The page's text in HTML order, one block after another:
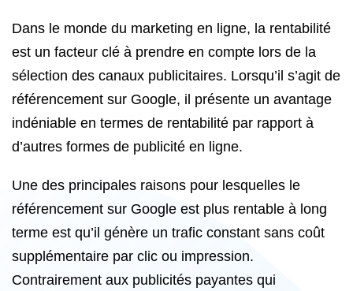
Dans le monde du marketing en ligne, la rentabilité
est un facteur clé à prendre en compte lors de la
sélection des canaux publicitaires. Lorsqu’il s’agit de
référencement sur Google, il présente un avantage
indéniable en termes de rentabilité par rapport à
d’autres formes de publicité en ligne.
Une des principales raisons pour lesquelles le
référencement sur Google est plus rentable à long
terme est qu’il génère un trafic constant sans coût
supplémentaire par clic ou impression.
Contrairement aux publicités payantes qui